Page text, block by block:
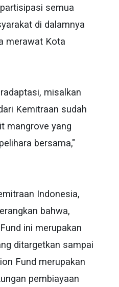
semua
di dalamnya
merawat Kota
misalkan
Kemitraan sudah
mangrove yang
bersama,"
Indonesia,
bahwa,
ini merupakan
ditargetkan sampai
Fund merupakan
pembiayaan